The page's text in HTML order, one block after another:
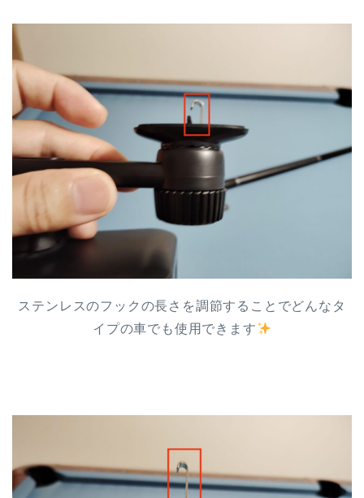
ステンレスのフックの長さを調節することでどんなタ
イプの車でも使用できます